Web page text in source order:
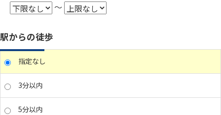
～
駅からの徒歩
指定なし
3分以内
5分以内